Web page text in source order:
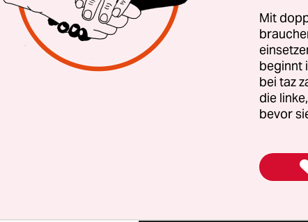
Angriffe auf Kiew mit
haben wieder begonnen. Ich habe
Russlands Präsident Wladimir
einer Fernsehansprache einen
Kurz darauf hatte es Explosionen
Einrichtungen in der Ukraine
Mit
beginnt
bei taz
die
bevor